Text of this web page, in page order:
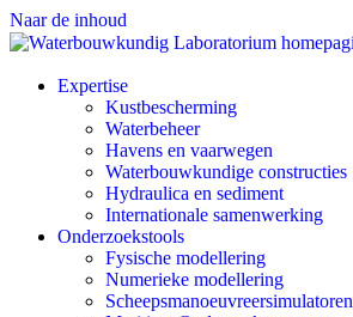
Naar de inhoud
Expertise
Kustbescherming
Waterbeheer
Havens en vaarwegen
Waterbouwkundige constructies
Hydraulica en sediment
Internationale samenwerking
Onderzoekstools
Fysische modellering
Numerieke modellering
Scheepsmanoeuvreersimulatoren